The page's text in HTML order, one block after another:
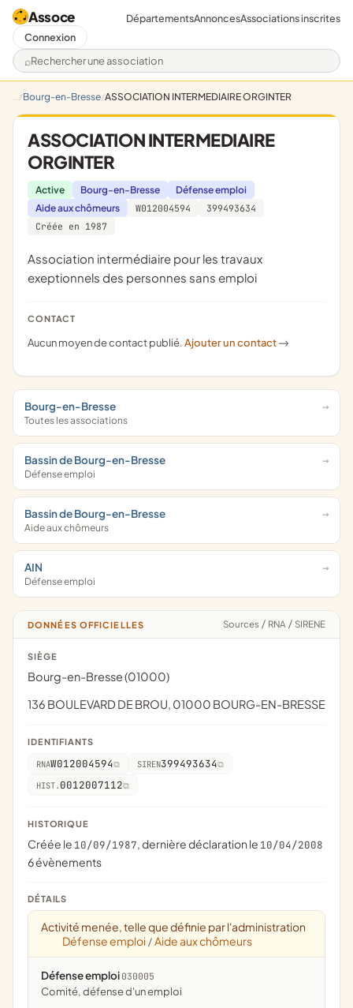
Assoce
Rechercher une association
DépartementsAnnoncesAssociations inscrites
Connexion
Bourg-en-Bresse ASSOCIATION INTERMEDIAIRE ORGINTER
ASSOCIATION INTERMEDIAIRE
ORGINTER
Active Bourg-en-Bresse
Défense emploi
Aide aux chômeurs
W012004594
399493634
Créée en 1987
association intermédiaire pour les travaux
exeptionnels des personnes sans emploi
CONTACT
Aucun moyen de contact publié.Ajouter un contact ->
Bourg-en-Bresse
Toutes les associations
Bassin de Bourg-en-Bresse
Défense emploi
Bassin de Bourg-en-Bresse
Aide aux chômeurs
AIN
Défense emploi
DONNÉES OFFICIELLES Sources / RNA / SIRENE
SIÈGE
Bourg-en-Bresse (01000)
136 BOULEVARD DE BROU, 01000 BOURG-EN-BRESSE
IDENTIFIANTS
RNAW012004594 SIREN399493634
HIST. 0012007112
HISTORIQUE
Créée le 10/09/1987, dernière déclaration le 10/04/2008
6 évènements
DÉTAILS
Activité menée, telle que définie par l'administration
Défense emploi / Aide aux chômeurs
Défense emploi 030005
Comité, défense d'un emploi